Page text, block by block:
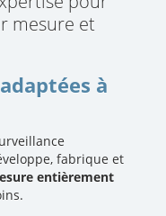
mesure et
à
fabrique et
entièrement